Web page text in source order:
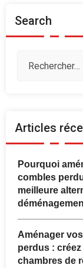
Search
Articles
Pourquoi
combles
meilleure
Aménager
perdus :
chambres de